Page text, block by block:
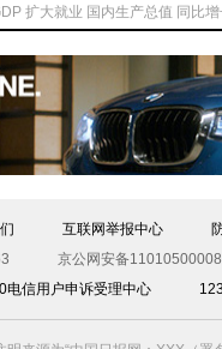
扩大就业 国内生产总值 同比
互联网举报中心
京公网安备
电信用户申诉受理中心